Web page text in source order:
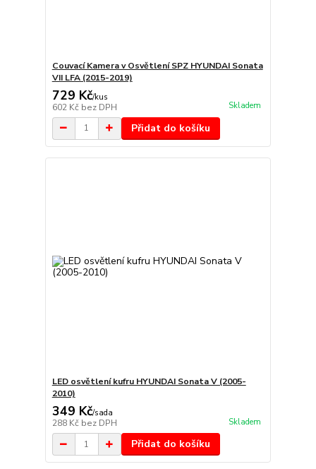
Couvací Kamera v Osvětlení SPZ HYUNDAI Sonata
VII LFA (2015-2019)
729 Kč/kus
602 Kč bez DPH Skladem
Přidat do košíku
LED osvětlení kufru HYUNDAI Sonata V (2005-
2010)
349 Kč/sada
288 Kč bez DPH Skladem
Přidat do košíku